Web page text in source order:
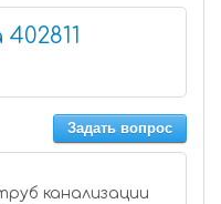
Задать вопрос
канализации